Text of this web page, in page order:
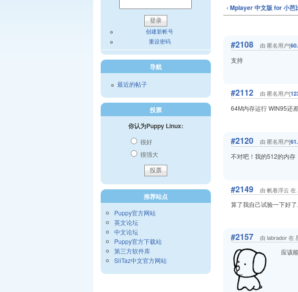
‹ Mplayer 中文版 for 小芭
#2108 由 匿名用户[
支持
#2112 由 匿名用户[
64M内存运行 WIN95还
#2120 由 匿名用户[
不对吧！我的512的内存
#2149 由 帆卷浮云 在
算了我自己试验一下好了
#2157 由 labrador 在
应该
创建新帐号
重设密码
导航
最近的帖子
投票
你认为Puppy Linux:
很好
很强大
推荐站点
Puppy官方网站
英文论坛
中文论坛
Puppy官方下载站
第三方软件库
SliTaz中文官方网站